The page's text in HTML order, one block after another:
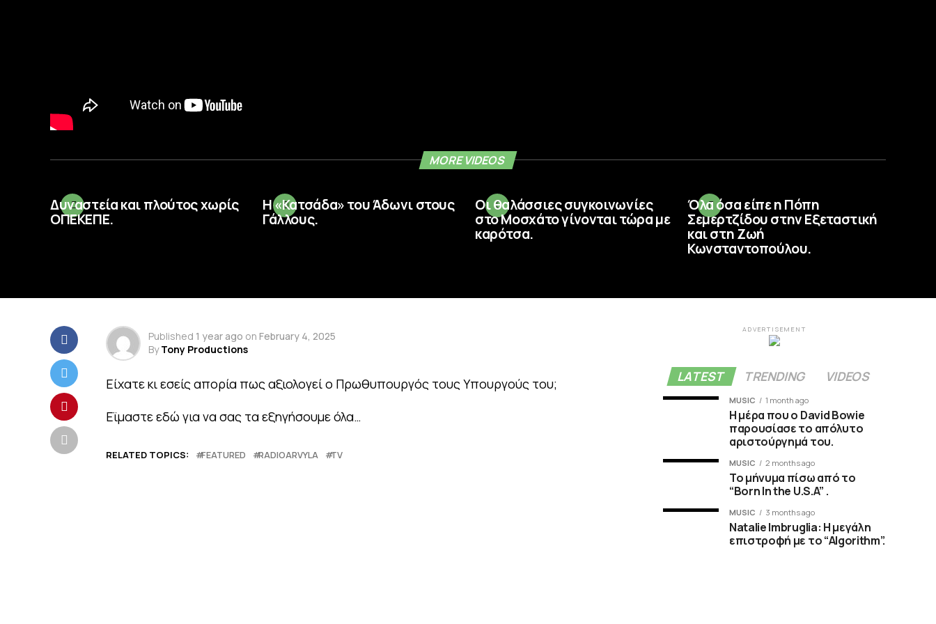
MORE VIDEOS
Δυναστεία και πλούτος χωρίς
ΟΠΕΚΕΠΕ.
Η «Κατσάδα» του Άδωνι στους
Γάλλους.
Οι θαλάσσιες συγκοινωνίες
στο Μοσχάτο γίνονται τώρα με
καρότσα.
Όλα όσα είπε η Πόπη
Σεμερτζίδου στην Εξεταστική
και στη Ζωή
Κωνσταντοπούλου.
Published 1 year ago on February 4, 2025
By Tony Productions
Είχατε κι εσείς απορία πως αξιολογεί ο Πρωθυπουργός τους Υπουργούς του;
Εϊμαστε εδώ για να σας τα εξηγήσουμε όλα…
RELATED TOPICS: FEATURED RADIOARVYLA TV
ADVERTISEMENT
LATEST TRENDING VIDEOS
MUSIC 1 month ago
Η μέρα που ο David Bowie
παρουσίασε το απόλυτο
αριστούργημά του.
MUSIC 2 months ago
Το μήνυμα πίσω από το
“Born In the U.S.A” .
MUSIC 3 months ago
Natalie Imbruglia: Η μεγάλη
επιστροφή με το “Algorithm”.